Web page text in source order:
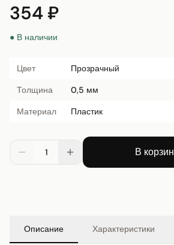
354 ₽
● В наличии
Цвет
Прозрачный
Толщина
0,5 мм
Материал
Пластик
1 В
Описание Характеристики